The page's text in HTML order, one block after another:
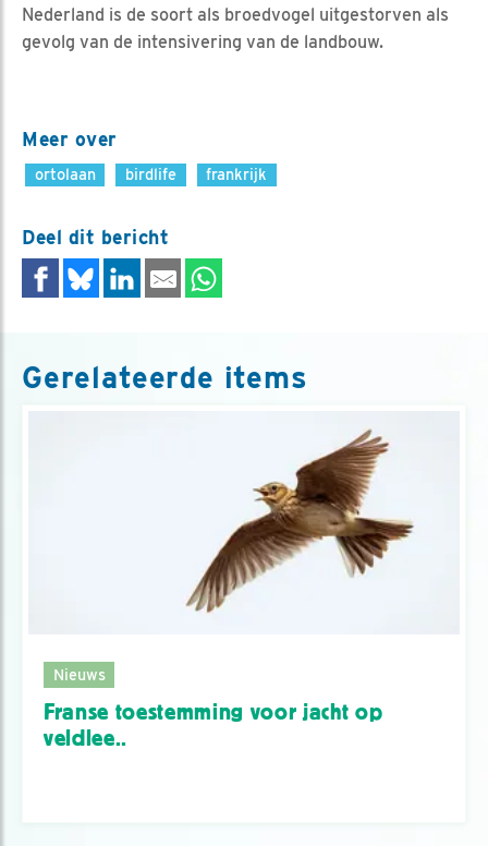
Nederland is de soort als broedvogel uitgestorven als
gevolg van de intensivering van de landbouw.
Meer over
ortolaan birdlife frankrijk
Deel dit bericht
Gerelateerde items
Nieuws
Franse toestemming voor jacht op
veldlee..